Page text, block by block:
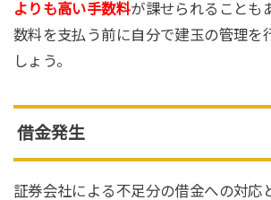
よりも高い手数料が課せられることも
数料を支払う前に自分で建玉の管理を
しょう。
借金発生
証券会社による不足分の借金への対応